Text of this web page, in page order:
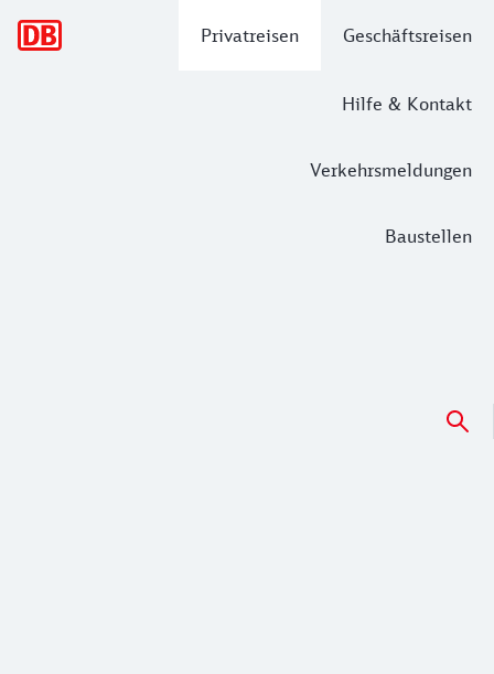
Privatreisen Geschäftsreisen
Hilfe & Kontakt
Verkehrsmeldungen
Baustellen